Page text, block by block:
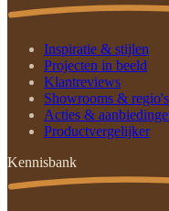
Inspiratie & stijlen
Projecten in beeld
Klantreviews
Showrooms & regio's
Acties &
Productvergelijker
Kennisbank